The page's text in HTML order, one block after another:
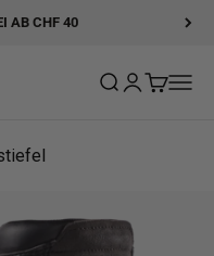
AB CHF 40
Suche öffnen